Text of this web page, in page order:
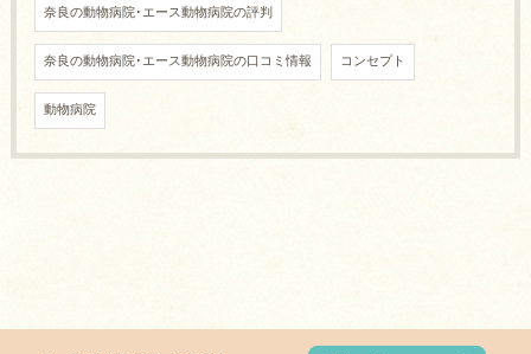
奈良の動物病院･エース動物病院の評判
奈良の動物病院･エース動物病院の口コミ情報 コンセプト
動物病院